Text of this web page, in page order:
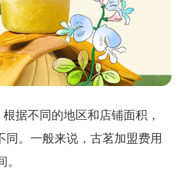
不同的地区和店铺面积，
同。一般来说，古茗加盟费用